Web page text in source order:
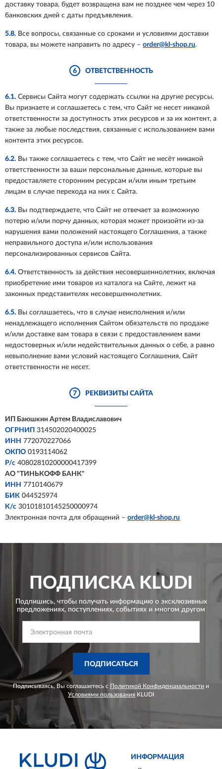
доставку товара, будет возвращена вам не позднее чем через 10
банковских дней с даты предъявления.
5.8. Все вопросы, связанные со сроками и условиями доставки
товара, вы можете направить по адресу – order@kl-shop.ru.
6 ОТВЕТСТВЕННОСТЬ
6.1. Сервисы Сайта могут содержать ссылки на другие ресурсы.
Вы признаете и соглашаетесь с тем, что Сайт не несет никакой
ответственности за доступность этих ресурсов и за их контент, а
также за любые последствия, связанные с использованием вами
контента этих ресурсов.
6.2. Вы также соглашаетесь с тем, что Сайт не несёт никакой
ответственности за ваши персональные данные, которые вы
предоставляете сторонним ресурсам и/или иным третьим
лицам в случае перехода на них с Сайта.
6.3. Вы подтверждаете, что Сайт не отвечает за возможную
потерю и/или порчу данных, которая может произойти из-за
нарушения вами положений настоящего Соглашения, а также
неправильного доступа и/или использования
персонализированных сервисов Сайта.
6.4. Ответственность за действия несовершеннолетних, включая
приобретение ими товаров из каталога на Сайте, лежит на
законных представителях несовершеннолетних.
6.5. Вы соглашаетесь, что в случае неисполнения и/или
ненадлежащего исполнения Сайтом обязательств по продаже
и/или доставке вам товара в связи с предоставлением вами
недостоверных и/или недействительных данных о себе, а равно
невыполнение вами условий настоящего Соглашения, Сайт
ответственности не несет.
7 РЕКВИЗИТЫ САЙТА
ИП Баюшкин Артем Владиславович
ОГРНИП 314502020400025
ИНН 772070227066
ОКПО 0193114062
Р/с 40802810200000417399
АО "ТИНЬКОФФ БАНК"
ИНН 7710140679
БИК 044525974
К/с 30101810145250000974
Электронная почта для обращений – order@kl-shop.ru
ПОДПИСКА KLUDI
Подпишись, чтобы получать информацию о эксклюзивных
предложениях, поступлениях, событиях и многом другом
ПОДПИСАТЬСЯ
Подписываясь, Вы соглашаетесь с Политикой Конфиденциальности и
Условиями пользования KLUDI
ИНФОРМАЦИЯ